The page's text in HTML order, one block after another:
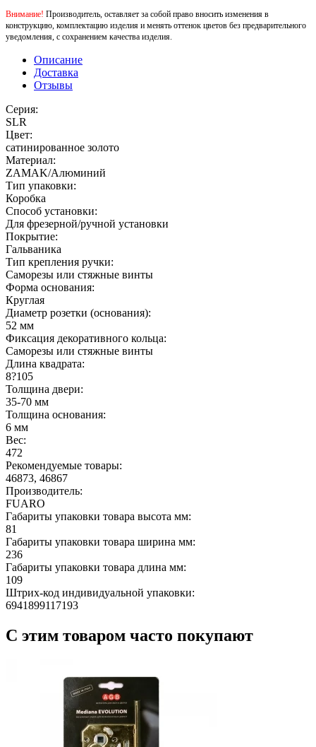
Внимание! Производитель, оставляет за собой право вносить изменения в
конструкцию, комплектацию изделия и менять оттенок цветов без предварительного
уведомления, с сохранением качества изделия.
Описание
Доставка
Отзывы
Серия:
SLR
Цвет:
сатинированное золото
Материал:
ZAMAK/Алюминий
Тип упаковки:
Коробка
Способ установки:
Для фрезерной/ручной установки
Покрытие:
Гальваника
Тип крепления ручки:
Саморезы или стяжные винты
Форма основания:
Круглая
Диаметр розетки (основания):
52 мм
Фиксация декоративного кольца:
Саморезы или стяжные винты
Длина квадрата:
8?105
Толщина двери:
35-70 мм
Толщина основания:
6 мм
Вес:
472
Рекомендуемые товары:
46873, 46867
Производитель:
FUARO
Габариты упаковки товара высота мм:
81
Габариты упаковки товара ширина мм:
236
Габариты упаковки товара длина мм:
109
Штрих-код индивидуальной упаковки:
6941899117193
С этим товаром часто покупают